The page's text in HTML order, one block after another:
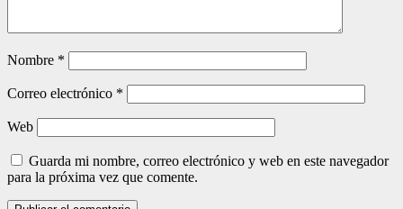
Nombre *
Correo electrónico *
Web
Guarda mi nombre, correo electrónico y web en este navegador
para la próxima vez que comente.